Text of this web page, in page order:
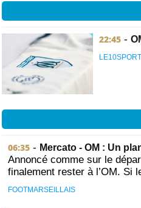
22:45 -
06:35 - Mercato - OM : Un
Annoncé comme sur le
finalement rester à l’OM. Si
FOOTMARSEILLAIS